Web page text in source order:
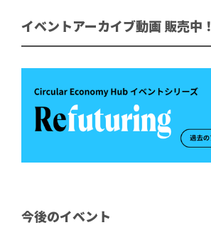
イベントアーカイブ動画 販売中！
今後のイベント